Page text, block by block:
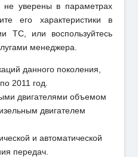
уверены в параметрах
его характеристики в
ТС, или воспользуйтесь
менеджера.
данного поколения,
2011 год.
двигателями объемом
двигателем
и автоматической
передач.